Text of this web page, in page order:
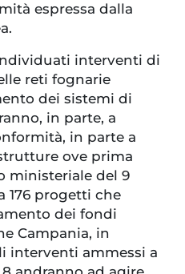
espressa dalla
interventi di
reti fognarie
dei sistemi di
in parte, a
in parte a
ove prima
ministeriale del 9
176 progetti che
dei fondi
Campania, in
interventi ammessi a